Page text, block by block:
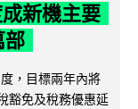
新機主要
部
，目標兩年內將
豁免及稅務優惠延